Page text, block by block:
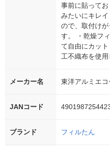
事前に貼って
みたいにキレ
ので、取付け
す。 ・乾燥フ
て自由にカッ
工不織布を使用
メーカー名 東洋アルミエ
JANコード
ブランド フィルたん